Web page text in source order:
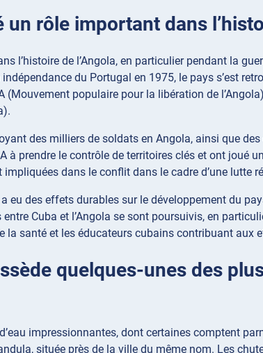
un rôle important dans
l’histoire de l’Angola, en particulier pendant la
du Portugal en 1975, le pays s’est
populaire pour la libération de
des milliers de soldats en Angola, ainsi que
à prendre le contrôle de territoires clés et ont joué
dans le conflit dans le cadre d’une lutte
eu des effets durables sur le développement du
Cuba et l’Angola se sont poursuivis, en
la santé et les éducateurs cubains contribuant aux
quelques-unes des
impressionnantes, dont certaines comptent
située près de la ville du même nom. Les